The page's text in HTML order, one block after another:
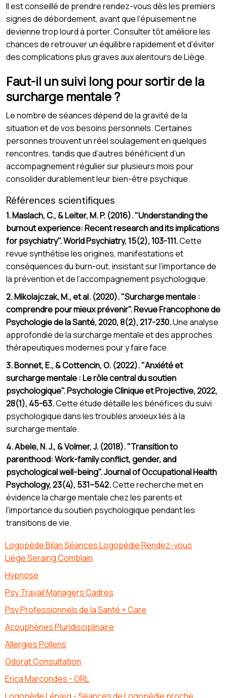
Il est conseillé de prendre rendez-vous dès les premiers
signes de débordement, avant que l’épuisement ne
devienne trop lourd à porter. Consulter tôt améliore les
chances de retrouver un équilibre rapidement et d’éviter
des complications plus graves aux alentours de Liège.
Faut-il un suivi long pour sortir de la
surcharge mentale ?
Le nombre de séances dépend de la gravité de la
situation et de vos besoins personnels. Certaines
personnes trouvent un réel soulagement en quelques
rencontres, tandis que d’autres bénéficient d’un
accompagnement régulier sur plusieurs mois pour
consolider durablement leur bien-être psychique.
Références scientifiques
1. Maslach, C., & Leiter, M. P. (2016). "Understanding the
burnout experience: Recent research and its implications
for psychiatry". World Psychiatry, 15(2), 103-111.Cette
revue synthétise les origines, manifestations et
conséquences du burn-out, insistant sur l’importance de
la prévention et de l’accompagnement psychologique.
2. Mikolajczak, M., et al. (2020). "Surcharge mentale :
comprendre pour mieux prévenir". Revue Francophone de
Psychologie de la Santé, 2020, 8(2), 217-230.Une analyse
approfondie de la surcharge mentale et des approches
thérapeutiques modernes pour y faire face.
3. Bonnet, E., & Cottencin, O. (2022). "Anxiété et
surcharge mentale : Le rôle central du soutien
psychologique". Psychologie Clinique et Projective, 2022,
28(1), 45-63.Cette étude détaille les bénéfices du suivi
psychologique dans les troubles anxieux liés à la
surcharge mentale.
4. Abele, N. J., & Volmer, J. (2018). "Transition to
parenthood: Work-family conflict, gender, and
psychological well-being". Journal of Occupational Health
Psychology, 23(4), 531–542.Cette recherche met en
évidence la charge mentale chez les parents et
l’importance du soutien psychologique pendant les
transitions de vie.
Logopède Bilan Séances Logopédie Rendez-vous
Liège Seraing Comblain
Hypnose
Psy Travail Managers Cadres
Psy Professionnels de la Santé + Care
Acouphènes Pluridisciplinaire
Allergies Pollens
Odorat Consultation
Erica Marcondes - ORL